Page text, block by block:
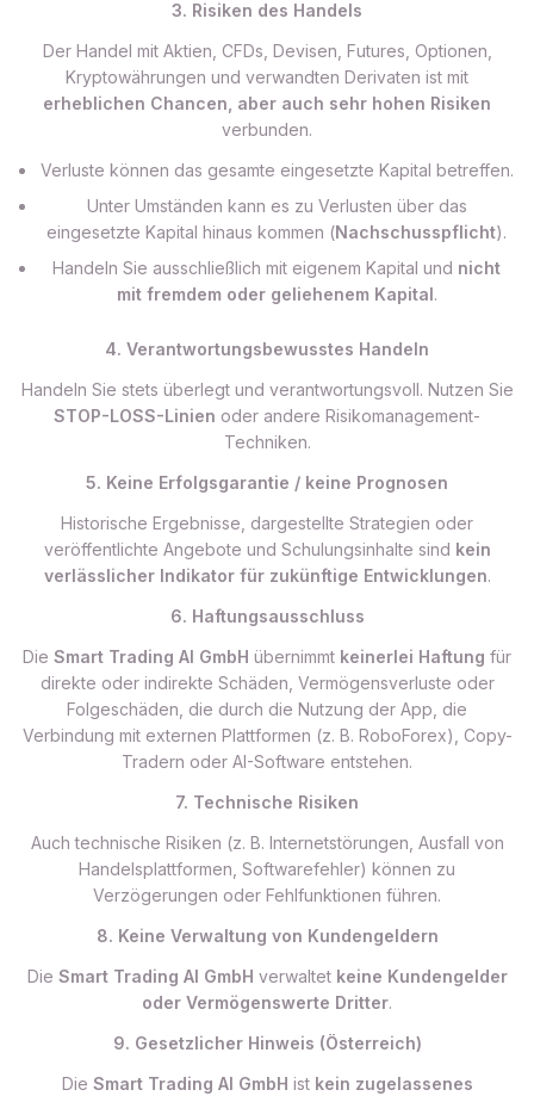
3. Risiken des Handels
Der Handel mit Aktien, CFDs, Devisen, Futures, Optionen,
Kryptowährungen und verwandten Derivaten ist mit
erheblichen Chancen, aber auch sehr hohen Risiken
verbunden.
Verluste können das gesamte eingesetzte Kapital betreffen.
Unter Umständen kann es zu Verlusten über das
eingesetzte Kapital hinaus kommen (Nachschusspflicht).
Handeln Sie ausschließlich mit eigenem Kapital und nicht
mit fremdem oder geliehenem Kapital.
4. Verantwortungsbewusstes Handeln
Handeln Sie stets überlegt und verantwortungsvoll. Nutzen Sie
STOP-LOSS-Linien oder andere Risikomanagement-
Techniken.
5. Keine Erfolgsgarantie / keine Prognosen
Historische Ergebnisse, dargestellte Strategien oder
veröffentlichte Angebote und Schulungsinhalte sind kein
verlässlicher Indikator für zukünftige Entwicklungen.
6. Haftungsausschluss
Die Smart Trading AI GmbH übernimmt keinerlei Haftung für
direkte oder indirekte Schäden, Vermögensverluste oder
Folgeschäden, die durch die Nutzung der App, die
Verbindung mit externen Plattformen (z. B. RoboForex), Copy-
Tradern oder AI-Software entstehen.
7. Technische Risiken
Auch technische Risiken (z. B. Internetstörungen, Ausfall von
Handelsplattformen, Softwarefehler) können zu
Verzögerungen oder Fehlfunktionen führen.
8. Keine Verwaltung von Kundengeldern
Die Smart Trading AI GmbH verwaltet keine Kundengelder
oder Vermögenswerte Dritter.
9. Gesetzlicher Hinweis (Österreich)
Die Smart Trading AI GmbH ist kein zugelassenes